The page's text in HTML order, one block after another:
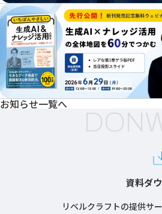
お知らせ一覧へ
資料ダ
リベルクラフトの提供サ